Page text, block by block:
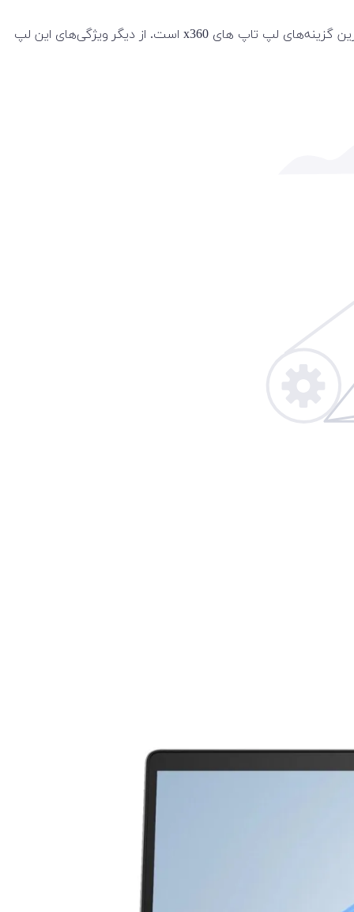
لپ تاپ 2 در 1 HP مدل Envy x360 15-fe0 به لطف بلندگوهای باکیفیت، صفحه نمایش باکیفیت و پردازنده‌ی جدید نسل 13 یکی از بهترین گزینه‌های لپ تاپ های x360 است. از دیگر ویژگی‌های این لپ